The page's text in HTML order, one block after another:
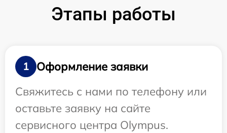
Этапы работы
1
Оформление заявки
Свяжитесь с нами по телефону или
оставьте заявку на сайте
сервисного центра Olympus.